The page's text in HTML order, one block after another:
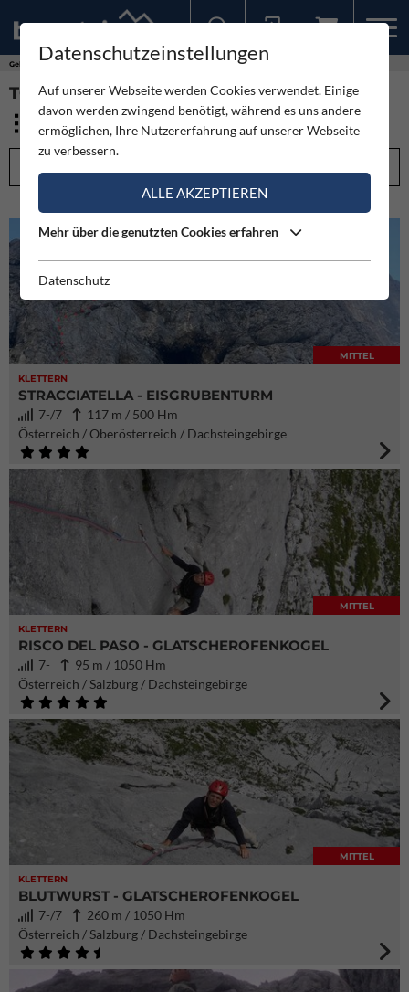
Gebirge
TOUREN - DACHSTEINGEBIRGE (130)
KLETTERN
MITTEL
STRACCIATELLA - EISGRUBENTURM
7-/7
117 m / 500 Hm
Österreich / Oberösterreich / Dachsteingebirge
KLETTERN
MITTEL
RISCO DEL PASO - GLATSCHEROFENKOGEL
7-
95 m / 1050 Hm
Österreich / Salzburg / Dachsteingebirge
KLETTERN
MITTEL
BLUTWURST - GLATSCHEROFENKOGEL
7-/7
260 m / 1050 Hm
Österreich / Salzburg / Dachsteingebirge
Datenschutzeinstellungen
Auf unserer Webseite werden Cookies verwendet. Einige
davon werden zwingend benötigt, während es uns andere
ermöglichen, Ihre Nutzererfahrung auf unserer Webseite
zu verbessern.
ALLE AKZEPTIEREN
Mehr über die genutzten Cookies erfahren
Datenschutz